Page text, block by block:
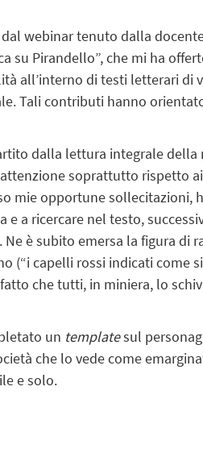
webinar tenuto dalla
su Pirandello”, che mi ha
all’interno di testi letterari
Tali contributi hanno
dalla lettura integrale della
soprattutto rispetto
mie opportune sollecitazioni,
a ricercare nel testo,
è subito emersa la figura di
(“i capelli rossi indicati come
che tutti, in miniera, lo
un templatesul
che lo vede come
e solo.